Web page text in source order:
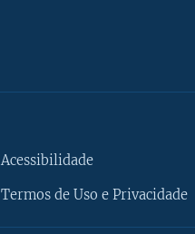
Acessibilidade
Termos de Uso e Privacidade